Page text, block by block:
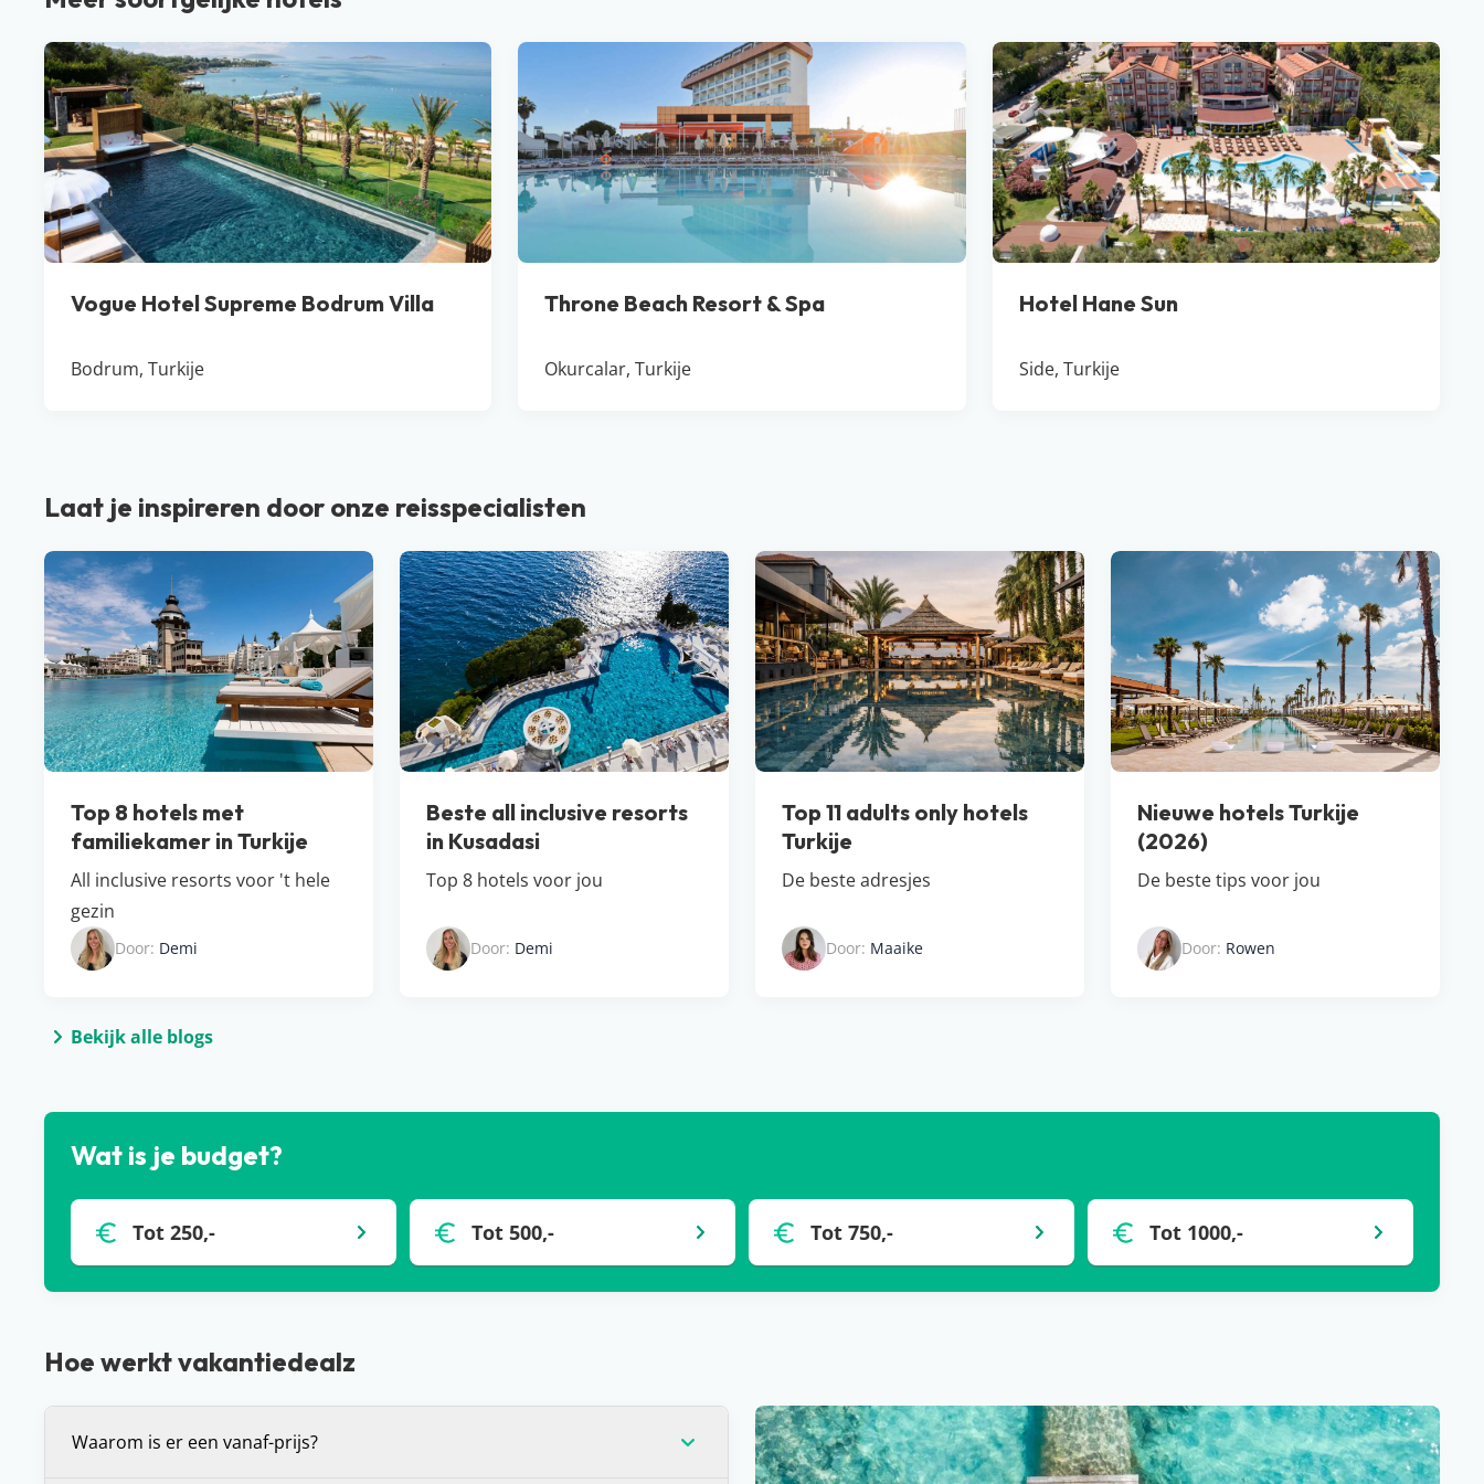
Vogue Hotel Supreme Bodrum Villa
Bodrum, Turkije
Throne Beach Resort & Spa
Okurcalar, Turkije
Hotel Hane Sun
Side, Turkije
Laat je inspireren door onze reisspecialisten
Top 8 hotels met
familiekamer in Turkije
All inclusive resorts voor 't hele
gezin
Door: Demi
Beste all inclusive resorts
in Kusadasi
Top 8 hotels voor jou
Door: Demi
Top 11 adults only hotels
Turkije
De beste adresjes
Door: Maaike
Nieuwe hotels Turkije
(2026)
De beste tips voor jou
Door: Rowen
Bekijk alle blogs
Wat is je budget?
Tot 250,- Tot 500,- Tot 750,- Tot 1000,-
Hoe werkt vakantiedealz
Waarom is er een vanaf-prijs?